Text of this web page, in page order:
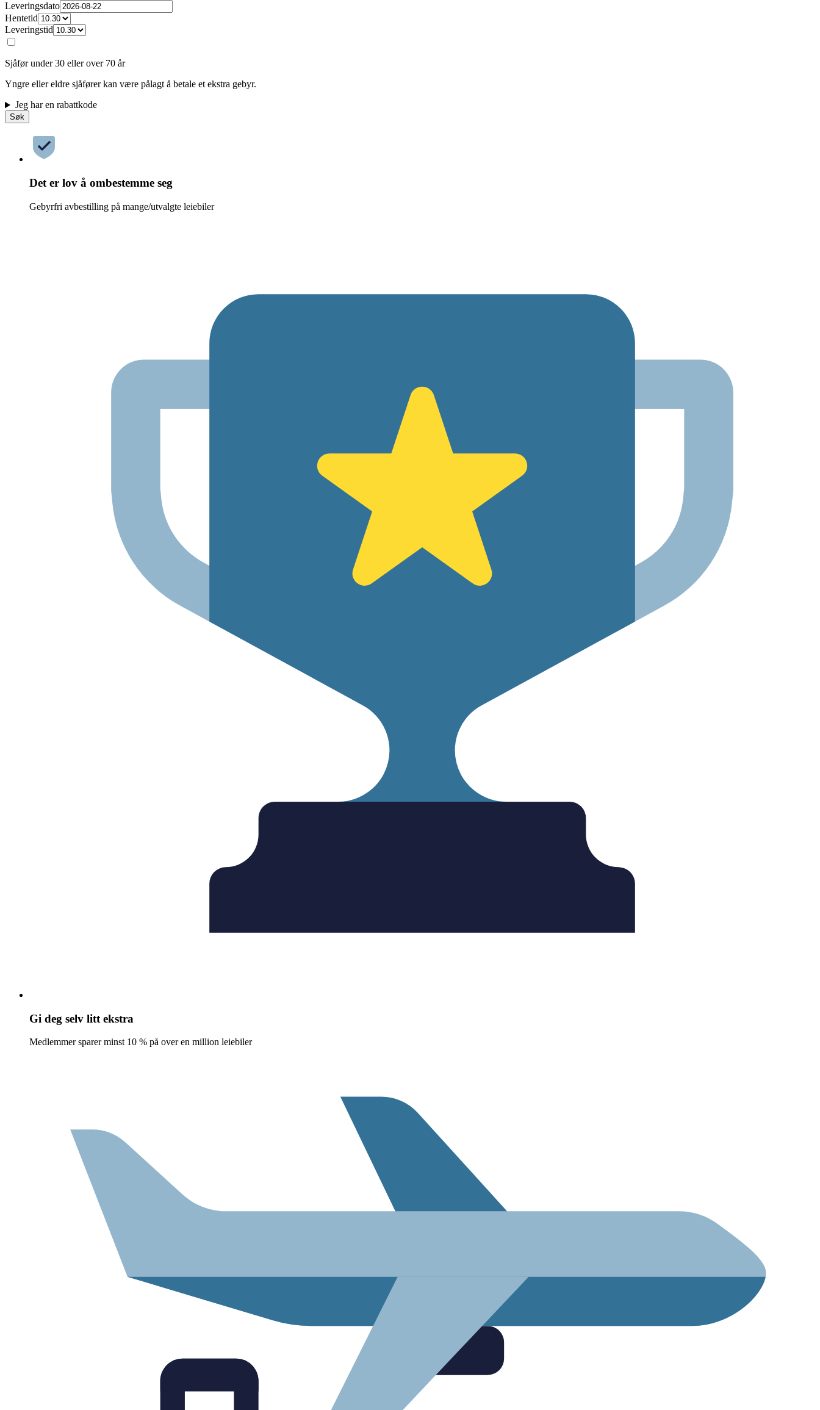
Leveringsdato
Hentetid
Leveringstid
Sjåfør under 30 eller over 70 år
Yngre eller eldre sjåfører kan være pålagt å betale et ekstra gebyr.
Jeg har en rabattkode
Søk
Det er lov å ombestemme seg
Gebyrfri avbestilling på mange/utvalgte leiebiler
Gi deg selv litt ekstra
Medlemmer sparer minst 10 % på over en million leiebiler